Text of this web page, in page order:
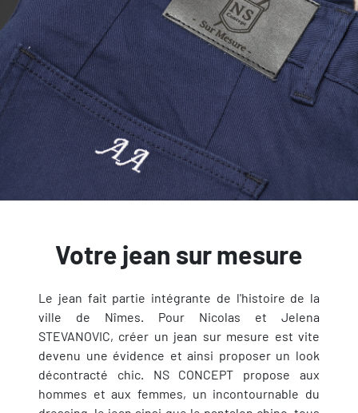
Votre jean sur mesure
Le jean fait partie intégrante de l'histoire de la
ville de Nîmes. Pour Nicolas et Jelena
STEVANOVIC, créer un jean sur mesure est vite
devenu une évidence et ainsi proposer un look
décontracté chic. NS CONCEPT propose aux
hommes et aux femmes, un incontournable du